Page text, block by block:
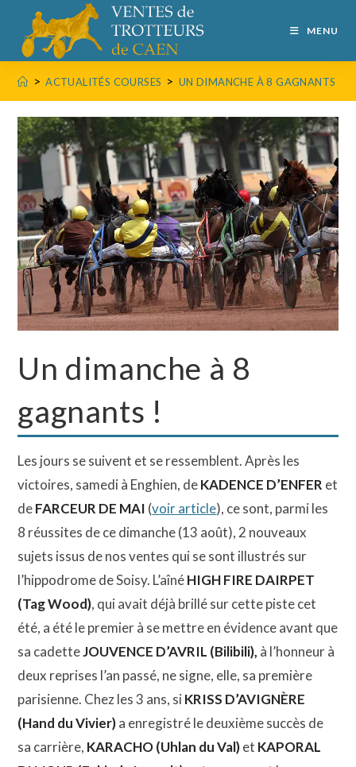
MENU
> ACTUALITÉS COURSES > UN DIMANCHE À 8 GAGNANTS !
Un dimanche à 8
gagnants !
Les jours se suivent et se ressemblent. Après les
victoires, samedi à Enghien, deKADENCE D’ENFER et
deFARCEUR DE MAI (voir article), ce sont, parmi les
8 réussites de ce dimanche (13 août), 2 nouveaux
sujets issus de nos ventes qui se sont illustrés sur
l’hippodrome de Soisy. L’aînéHIGH FIRE DAIRPET
(Tag Wood), qui avait déjà brillé sur cette piste cet
été, a été le premier à se mettre en évidence avant que
sa cadetteJOUVENCE D’AVRIL (Bilibili), à l’honneur à
deux reprises l’an passé, ne signe, elle, sa première
parisienne. Chez les 3 ans, siKRISS D’AVIGNÈRE
(Hand du Vivier)a enregistré le deuxième succès de
sa carrière, KARACHO (Uhlan du Val)et KAPORAL